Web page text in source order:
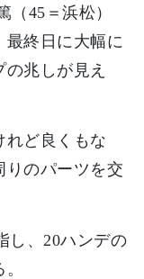
45＝浜松）
最終日に大幅に
兆しが見え
れど良くもな
りのパーツを交
し、20ハンデの